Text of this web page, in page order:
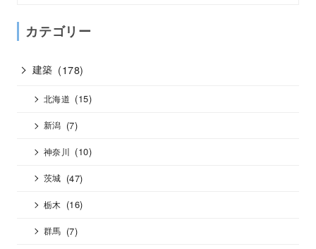
カテゴリー
建築 (178)
北海道 (15)
新潟 (7)
神奈川 (10)
茨城 (47)
栃木 (16)
群馬 (7)